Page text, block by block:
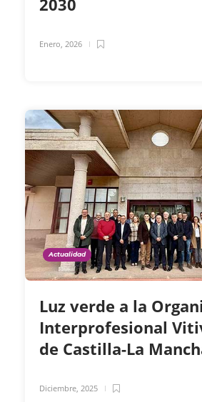
2030
Enero, 2026
Actualidad
Luz verde a la
Interprofesional
de Castilla-La
Diciembre, 2025